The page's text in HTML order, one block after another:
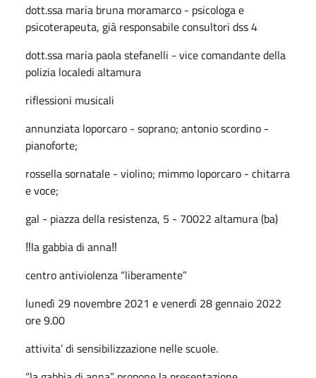
dott.ssa maria bruna moramarco - psicologa e
psicoterapeuta, già responsabile consultori dss 4
dott.ssa maria paola stefanelli - vice comandante della
polizia localedi altamura
riflessioni musicali
annunziata loporcaro - soprano; antonio scordino -
pianoforte;
rossella sornatale - violino; mimmo loporcaro - chitarra
e voce;
gal - piazza della resistenza, 5 - 70022 altamura (ba)
‼️la gabbia di anna‼️
centro antiviolenza “liberamente”
lunedì 29 novembre 2021 e venerdì 28 gennaio 2022
ore 9.00
attivita’ di sensibilizzazione nelle scuole.